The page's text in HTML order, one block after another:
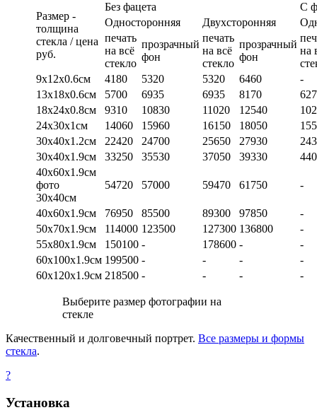
Размер -
толщина
стекла / цена
руб.
Без фацета
С
Односторонняя
Двухсторонняя
печать
на всё
стекло
прозрачный
фон
печать
на всё
стекло
прозрачный
фон
на
9х12х0.6см
4180 5320 5320 6460
-
13х18х0.6см
5700 6935 6935 8170
18х24х0.8см
9310 10830 11020 12540
24х30х1см
14060 15960 16150 18050
30х40х1.2см
22420 24700 25650 27930
30х40х1.9см
33250 35530 37050 39330
40х60х1.9см
фото
30х40см
54720 57000 59470 61750 -
40х60х1.9см 76950 85500 89300 97850
-
50х70х1.9см
114000 123500 127300 136800
-
55х80х1.9см
150100 - 178600 -
-
60х100х1.9см 199500 - - -
-
60х120х1.9см 218500 - - - -
Выберите размер фотографии на
стекле
Качественный и долговечный портрет. Все размеры и формы
стекла.
?
Установка